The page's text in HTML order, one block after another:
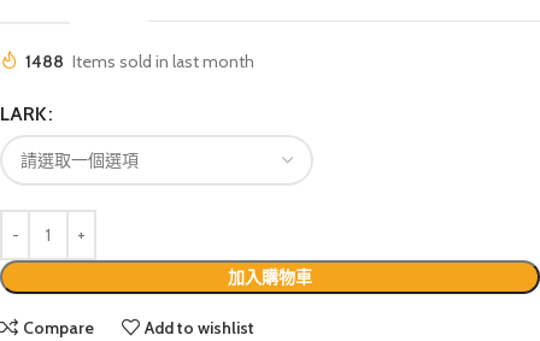
1488 Items sold in last month
LARK
加入購物車
Compare Add to wishlist